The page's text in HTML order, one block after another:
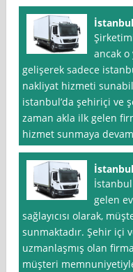
ancak
gelişerek sadece
nakliyat hizmeti
istanbul’da şehiriçi ve
zaman akla ilk gelen
hizmet sunmaya devam
gelen
sağlayıcısı olarak,
sunmaktadır. Şehir içi
uzmanlaşmış olan
müşteri